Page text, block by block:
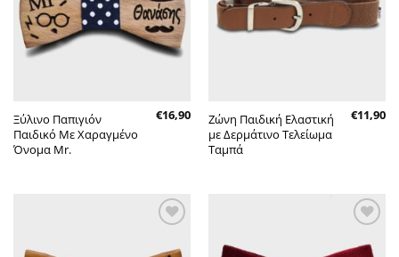
Ξύλινο Παπιγιόν
Παιδικό Με Χαραγμένο
Όνομα Mr.
€16,90
Ζώνη Παιδική Ελαστική
με Δερμάτινο Τελείωμα
Ταμπά
€11,90
στην λίστα
στην λίστα